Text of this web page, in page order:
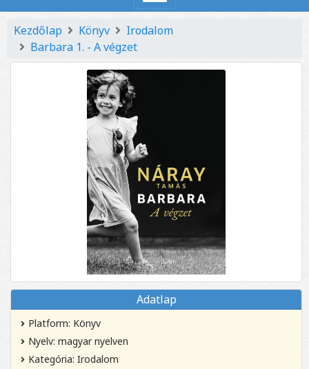
Kezdőlap Könyv
Irodalom
Barbara 1. - A végzet
Adatlap
Platform: Könyv
Nyelv: magyar nyelven
Kategória: Irodalom